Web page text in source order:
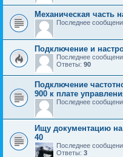
Механическая часть
Последнее
Подключение и
Последнее
Ответы: 90
Подключение
900 к плате
Последнее
Ищу документацию
40
Последнее
Ответы: 3